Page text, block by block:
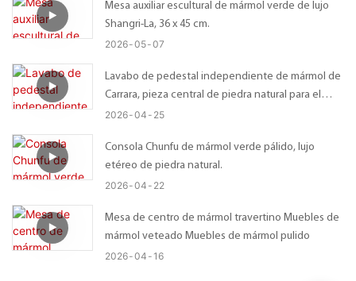
Mesa auxiliar escultural de mármol verde de lujo
Shangri-La, 36 x 45 cm.
2026 05 07
Lavabo de pedestal independiente de mármol de
Carrara, pieza central de piedra natural para el
baño.
2026 04 25
Consola Chunfu de mármol verde pálido, lujo
etéreo de piedra natural.
2026 04 22
Mesa de centro de mármol travertino Muebles de
mármol veteado Muebles de mármol pulido
2026 04 16